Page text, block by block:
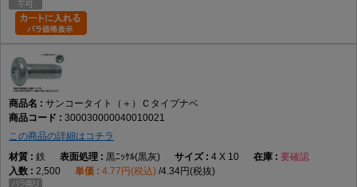
サンコータイト（＋）Ｃタイプナベ
300030000040010021
この商品の詳細はコチラ
鉄
黒ﾆｯｹﾙ(黒灰) 4 X 10
要確認
2,500
4.77円(税込) 4.34円(税抜)